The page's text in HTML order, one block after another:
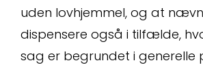
uden lovhjemmel, og at
dispensere også i tilfælde,
sag er begrundet i